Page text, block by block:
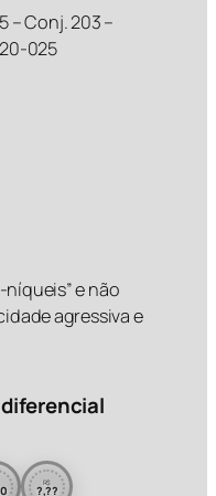
– Conj. 203 –
025
e não
agressiva e
diferencial
R$
?,??